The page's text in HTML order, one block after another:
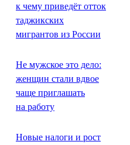
к чему приведёт отток
таджикских
мигрантов из России
Не мужское это дело:
женщин стали вдвое
чаще приглашать
на работу
Новые налоги и рост